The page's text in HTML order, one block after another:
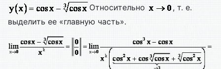
Относительно
, т. е.
выделить ее «главную часть».